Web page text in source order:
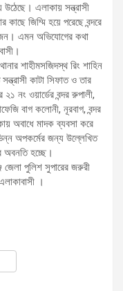
এলাকায় সন্ত্রাসী
কাছে জিম্মি হয়ে পরেছে বন্দরে
এমন অভিযোগের কথা
শাহীমসজিদস্থ রিং শাহিন
কাটা সিফাত ও তার
২১ নং ওয়ার্ডের বন্দর রুপালী,
বাগ কলোনী, নূরবাগ, বন্দর
অবাধে মাদক ব্যবসা করে
অপকর্মের জন্য উল্লেখিত
অবনতি হচ্ছে।
জেলা পুলিশ সুপারের জরুরী
।